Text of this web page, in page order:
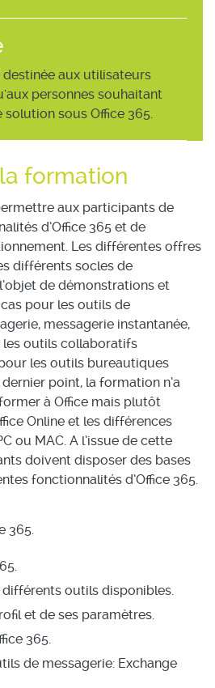
aux utilisateurs
personnes souhaitant
sous Office 365.
formation
aux participants de
d’Office 365 et de
Les différentes offres
différents socles de
de démonstrations et
cas pour les outils de
messagerie instantanée,
outils collaboratifs
les outils bureautiques
dernier point, la formation n’a
à Office mais plutôt
Online et les différences
ou MAC. A l’issue de cette
doivent disposer des bases
fonctionnalités d’Office 365.
365.
différents outils disponibles.
et de ses paramètres.
365.
de messagerie: Exchange